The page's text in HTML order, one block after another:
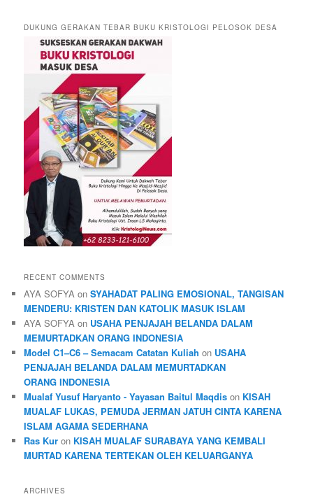
DUKUNG GERAKAN TEBAR BUKU KRISTOLOGI PELOSOK DESA
RECENT COMMENTS
AYA SOFYA onSYAHADAT PALING EMOSIONAL, TANGISAN
MENDERU: KRISTEN DAN KATOLIK MASUK ISLAM
AYA SOFYA on USAHA PENJAJAH BELANDA DALAM
MEMURTADKAN ORANG INDONESIA
Model C1–C6 – Semacam Catatan Kuliah on USAHA
PENJAJAH BELANDA DALAM MEMURTADKAN
ORANG INDONESIA
Mualaf Yusuf Haryanto - Yayasan Baitul Maqdis on KISAH
MUALAF LUKAS, PEMUDA JERMAN JATUH CINTA KARENA
ISLAM AGAMA SEDERHANA
Ras Kur on KISAH MUALAF SURABAYA YANG KEMBALI
MURTAD KARENA TERTEKAN OLEH KELUARGANYA
ARCHIVES